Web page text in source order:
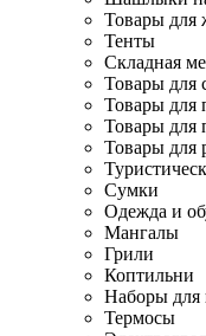
Товары для
Тенты
Складная
Товары для
Товары для
Товары для
Товары для
Сумки
Одежда и
Мангалы
Грили
Коптильни
Наборы для
Термосы